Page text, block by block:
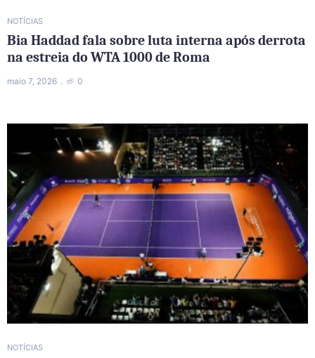
NOTÍCIAS
Bia Haddad fala sobre luta interna após derrota
na estreia do WTA 1000 de Roma
maio 7, 2026 0
NOTÍCIAS